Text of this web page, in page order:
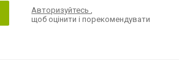
Авторизуйтесь,
щоб оцінити і порекомендувати